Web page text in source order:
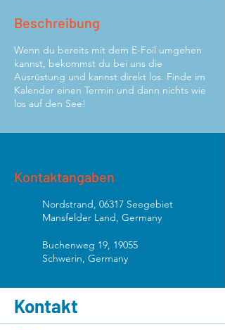
Beschreibung
Wenn du bereits mit dem E-Foil umgehen
kannst, bekommst du bei uns die
Ausrüstung und kannst direkt los. Finde im
Kalender einen Termin und dann nichts wie
los auf den See!
Kontaktangaben
Nordstrand, 06317 Seegebiet
Mansfelder Land, Germany
Buchenweg 19, 19055
Schwerin, Germany
Kontakt